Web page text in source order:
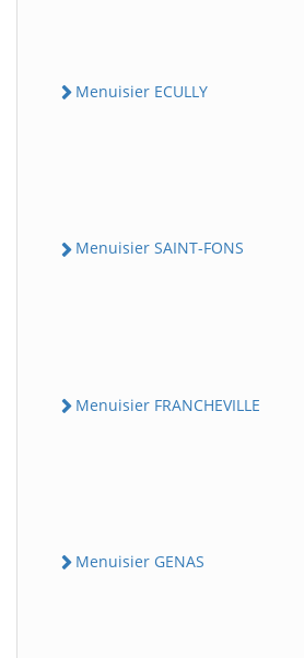
Menuisier ECULLY
Menuisier SAINT-FONS
Menuisier FRANCHEVILLE
Menuisier GENAS